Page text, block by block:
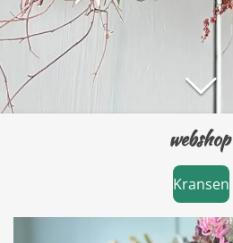
webshop
Kransen